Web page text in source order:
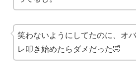
笑わないようにしてたのに、オ
レ叩き始めたらダメだった🤣